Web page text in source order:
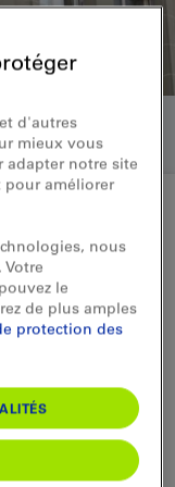
Martin
BLS AG hat
d'autres
mieux vous
adapter notre site
pour améliorer
nous
le
de plus amples
protection des